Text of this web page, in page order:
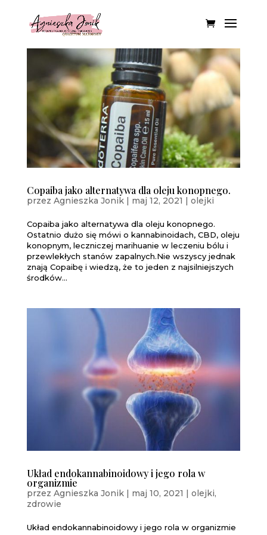
Copaiba jako alternatywa dla oleju konopnego.
przez Agnieszka Jonik| maj 12, 2021 | olejki
Copaiba jako alternatywa dla oleju konopnego.
Ostatnio dużo się mówi o kannabinoidach, CBD, oleju
konopnym, leczniczej marihuanie w leczeniu bólu i
przewlekłych stanów zapalnych.Nie wszyscy jednak
znają Copaibę i wiedzą, że to jeden z najsilniejszych
środków...
Układ endokannabinoidowy i jego rola w
organizmie
przez Agnieszka Jonik| maj 10, 2021 | olejki,
zdrowie
Układ endokannabinoidowy i jego rola w organizmie